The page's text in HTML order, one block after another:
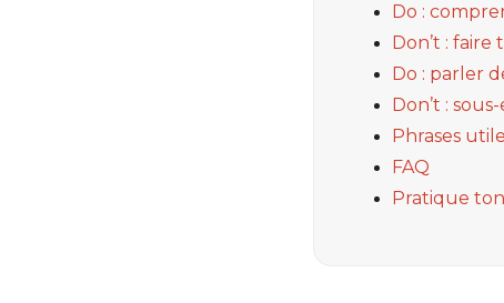
Do :
Don’t :
Do : parler
Don’t :
Phrases
FAQ
Pratique